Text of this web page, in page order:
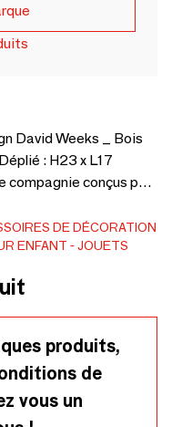
David Weeks _ Bois
: H23 x L17
conçus par
sont fabriqués en
de tradition et de
classique
des puzzles du
leur équilibre dans
les articulations
replier sur eux-
DE DÉCORATION
ENFANT
JOUETS
produits,
de
vous un